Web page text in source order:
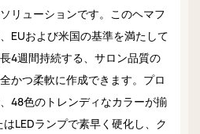
リューションです。このヘマフ
EUおよび米国の基準を満たして
4週間持続する、サロン品質の
かつ柔軟に作成できます。プロ
48色のトレンディなカラーが揃
LEDランプで素早く硬化し、ク